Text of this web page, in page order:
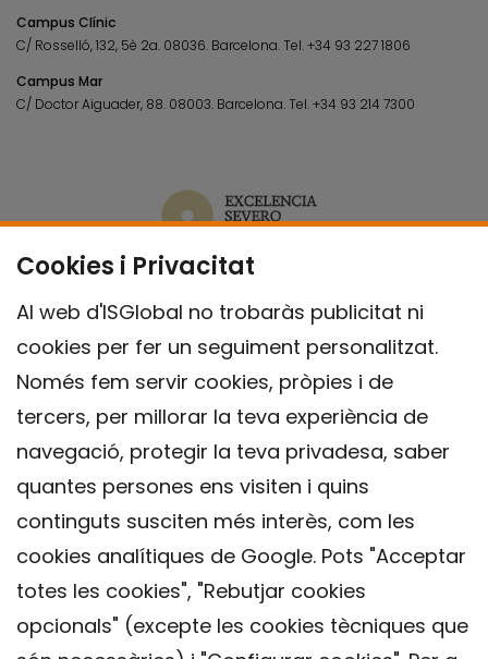
Cookies i Privacitat
Al web d'ISGlobal no trobaràs publicitat ni
cookies per fer un seguiment personalitzat.
Només fem servir cookies, pròpies i de
tercers, per millorar la teva experiència de
navegació, protegir la teva privadesa, saber
quantes persones ens visiten i quins
continguts susciten més interès, com les
cookies analítiques de Google. Pots "Acceptar
totes les cookies", "Rebutjar cookies
opcionals" (excepte les cookies tècniques que
Campus Clínic
C/ Rosselló, 132, 5è 2a. 08036. Barcelona.Tel.+34 93 227 1806
Campus Mar
C/ Doctor Aiguader, 88. 08003. Barcelona.Tel.+34 93 214 7300
Contacte